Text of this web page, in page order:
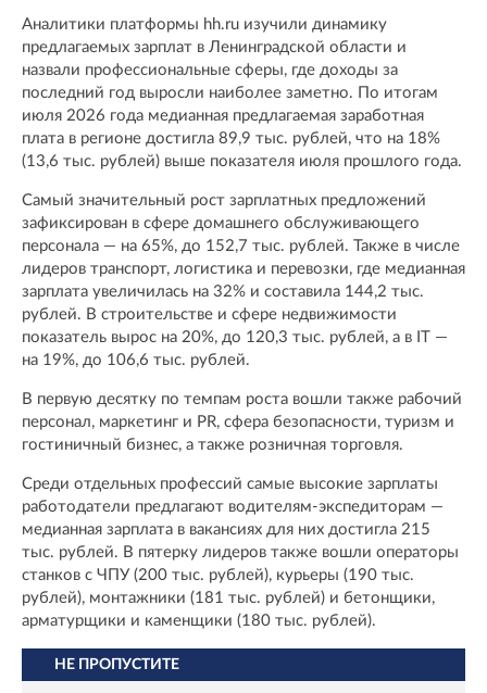
Аналитики платформы hh.ru изучили динамику
предлагаемых зарплат в Ленинградской области и
назвали профессиональные сферы, где доходы за
последний год выросли наиболее заметно. По итогам
июля 2026 года медианная предлагаемая заработная
плата в регионе достигла 89,9 тыс. рублей, что на 18%
(13,6 тыс. рублей) выше показателя июля прошлого года.
Самый значительный рост зарплатных предложений
зафиксирован в сфере домашнего обслуживающего
персонала — на 65%, до 152,7 тыс. рублей. Также в числе
лидеров транспорт, логистика и перевозки, где медианная
зарплата увеличилась на 32% и составила 144,2 тыс.
рублей. В строительстве и сфере недвижимости
показатель вырос на 20%, до 120,3 тыс. рублей, а в IT —
на 19%, до 106,6 тыс. рублей.
В первую десятку по темпам роста вошли также рабочий
персонал, маркетинг и PR, сфера безопасности, туризм и
гостиничный бизнес, а также розничная торговля.
Среди отдельных профессий самые высокие зарплаты
работодатели предлагают водителям-экспедиторам —
медианная зарплата в вакансиях для них достигла 215
тыс. рублей. В пятерку лидеров также вошли операторы
станков с ЧПУ (200 тыс. рублей), курьеры (190 тыс.
рублей), монтажники (181 тыс. рублей) и бетонщики,
арматурщики и каменщики (180 тыс. рублей).
НЕ ПРОПУСТИТЕ